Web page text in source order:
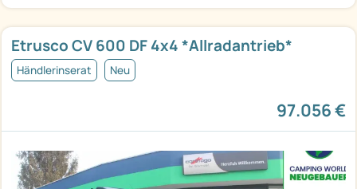
Etrusco CV 600 DF 4x4 *Allradantrieb*
Händlerinserat Neu
97.056 €